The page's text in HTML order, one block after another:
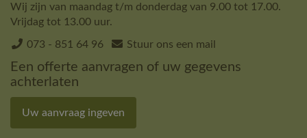
Wij zijn van maandag t/m donderdag van 9.00 tot 17.00.
Vrijdag tot 13.00 uur.
073 - 851 64 96 Stuur ons een mail
Een offerte aanvragen of uw gegevens
achterlaten
Uw aanvraag ingeven